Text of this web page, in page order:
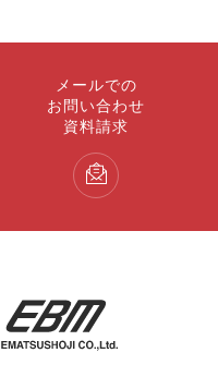
メールでの
お問い合わせ
資料請求